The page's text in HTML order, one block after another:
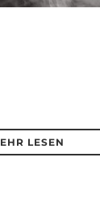
LESEN